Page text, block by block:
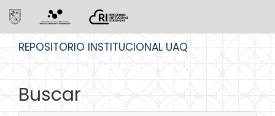
REPOSITORIO INSTITUCIONAL UAQ
Buscar